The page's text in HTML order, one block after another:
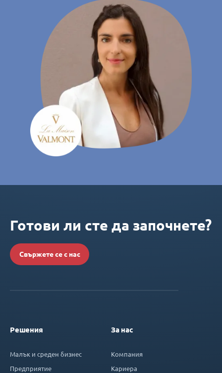
Готови ли сте да започнете?
Свържете се с нас
Решения
Малък и среден бизнес
Предприятие
За нас
Компания
Кариера